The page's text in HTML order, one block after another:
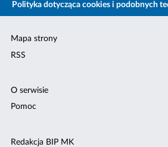
Polityka dotycząca cookies i podobnych
Mapa strony
RSS
O serwisie
Pomoc
Redakcja BIP MK